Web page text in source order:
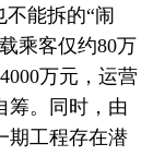
能拆的“闹
乘客仅约80万
万元，运营
筹。同时，由
期工程存在潜